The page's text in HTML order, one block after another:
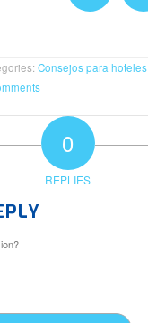
Consejos para hoteles,
0
REPLIES